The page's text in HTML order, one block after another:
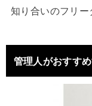
知り合いのフリ
管理人がおすす